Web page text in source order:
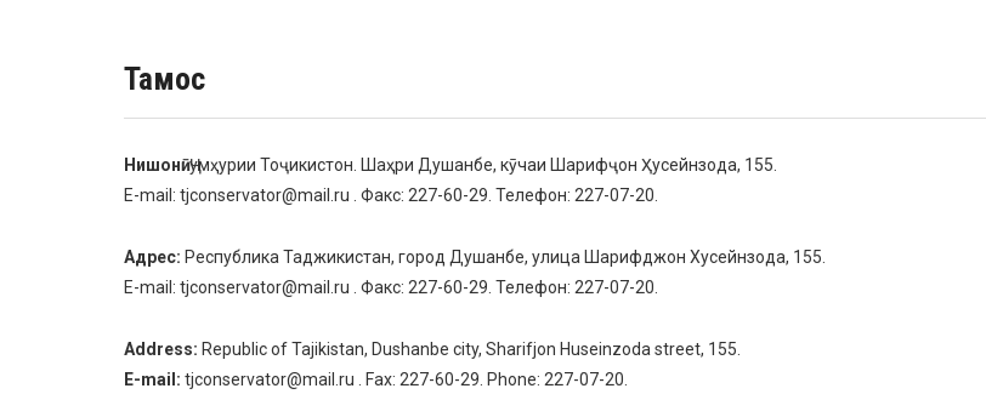
Тамос
Нишонӣ:Ҷумҳурии Тоҷикистон. Шаҳри Душанбе, кӯчаи Шарифҷон Ҳусейнзода, 155.
E-mail: tjconservator@mail.ru . Факс: 227-60-29. Телефон: 227-07-20.
Адрес: Республика Таджикистан, город Душанбе, улица Шарифджон Хусейнзода, 155.
E-mail: tjconservator@mail.ru . Факс: 227-60-29. Телефон: 227-07-20.
Address: Republic of Tajikistan, Dushanbe city, Sharifjon Huseinzoda street, 155.
E-mail: tjconservator@mail.ru . Fax: 227-60-29. Phone: 227-07-20.